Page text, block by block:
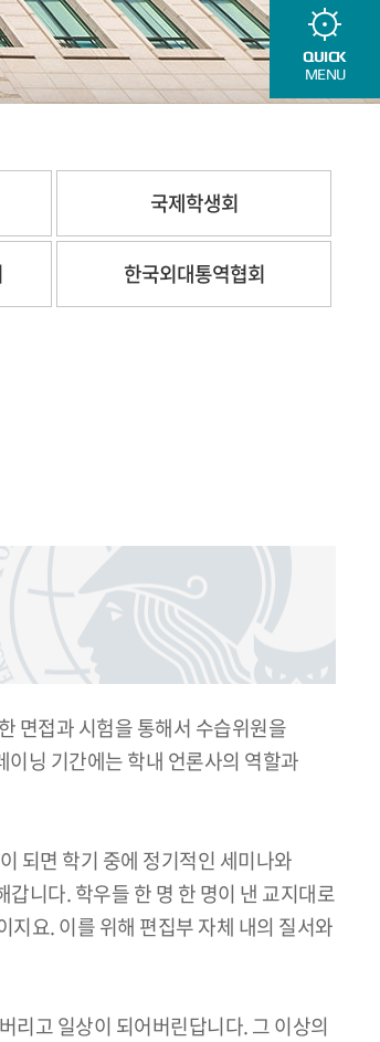
QUICK
MENU
국제학생회
한국외대통역협회
면접과 시험을 통해서 수습위원을
닝 기간에는 학내 언론사의 역할과
되면 학기 중에 정기적인 세미나와
니다. 학우들 한 명 한 명이 낸 교지대로
요. 이를 위해 편집부 자체 내의 질서와
리고 일상이 되어버린답니다. 그 이상의